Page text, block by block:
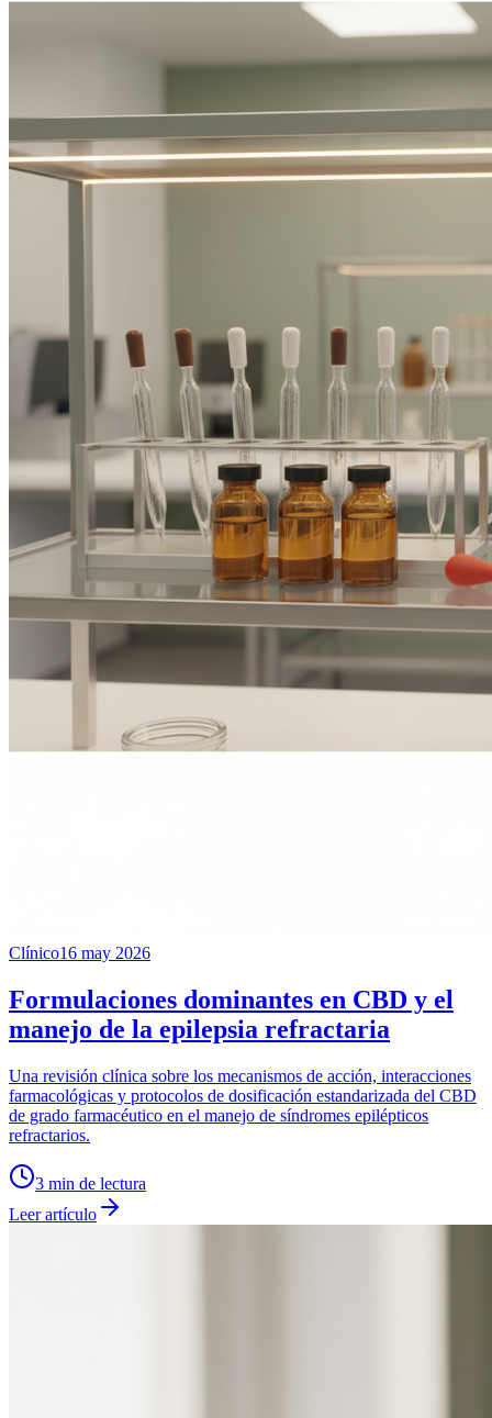
Clínico16 may 2026
Formulaciones dominantes en CBD y el
manejo de la epilepsia refractaria
Una revisión clínica sobre los mecanismos de acción, interacciones
farmacológicas y protocolos de dosificación estandarizada del CBD
de grado farmacéutico en el manejo de síndromes epilépticos
refractarios.
3 min de lectura
Leer artículo